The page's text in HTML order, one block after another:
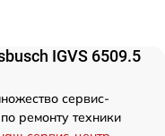
IGVS 6509.5
сервис-
ремонту техники